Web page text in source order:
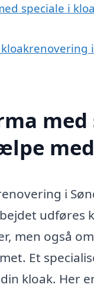
speciale i
i
udføres
men også
Et
kloak. Her